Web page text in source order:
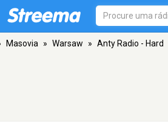
Masovia » Warsaw » Anty Radio - Hard